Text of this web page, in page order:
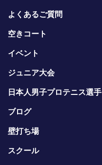
よくあるご質問
空きコート
イベント
ジュニア大会
日本人男子プロテニス選手
ブログ
壁打ち場
スクール